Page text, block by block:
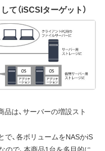
（iSCSIターゲット）
は、サーバーの増設スト
で、各ボリュームをNASかiS
で、本商品1台を多目的に